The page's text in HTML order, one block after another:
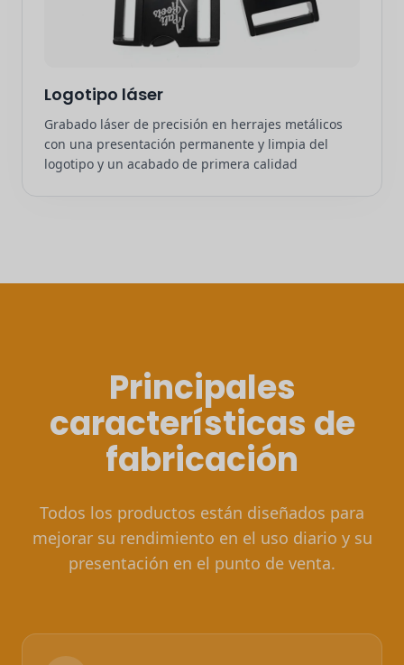
Logotipo láser
Grabado láser de precisión en herrajes metálicos
con una presentación permanente y limpia del
logotipo y un acabado de primera calidad
Principales
características de
fabricación
Todos los productos están diseñados para
mejorar su rendimiento en el uso diario y su
presentación en el punto de venta.